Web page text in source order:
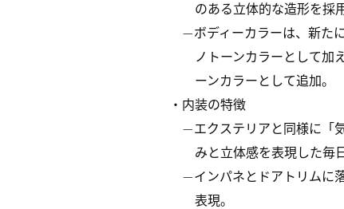
のある立体的な造形を採用
—ボディーカラーは、新た
ノトーンカラーとして加
ーンカラーとして追加。
・内装の特徴
—エクステリアと同様に「
みと立体感を表現した毎
—インパネとドアトリムに
表現。